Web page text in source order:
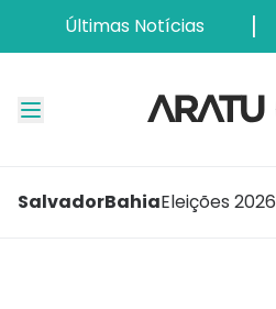
Últimas Notícias
SalvadorBahiaEleições 2026